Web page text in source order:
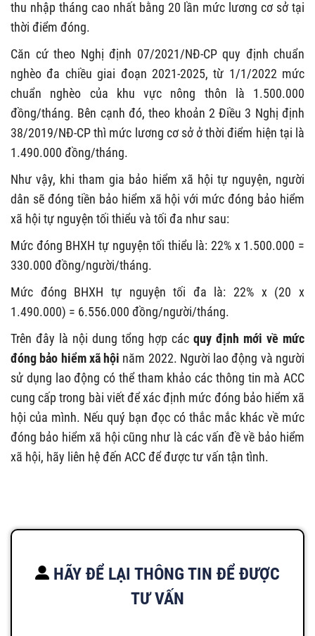
thu nhập tháng cao nhất bằng 20 lần mức lương cơ sở tại
thời điểm đóng.
Căn cứ theo Nghị định 07/2021/NĐ-CP quy định chuẩn
nghèo đa chiều giai đoạn 2021-2025, từ 1/1/2022 mức
chuẩn nghèo của khu vực nông thôn là 1.500.000
đồng/tháng. Bên cạnh đó, theo khoản 2 Điều 3 Nghị định
38/2019/NĐ-CP thì mức lương cơ sở ở thời điểm hiện tại là
1.490.000 đồng/tháng.
Như vậy, khi tham gia bảo hiểm xã hội tự nguyện, người
dân sẽ đóng tiền bảo hiểm xã hội với mức đóng bảo hiểm
xã hội tự nguyện tối thiểu và tối đa như sau:
Mức đóng BHXH tự nguyện tối thiểu là: 22% x 1.500.000 =
330.000 đồng/người/tháng.
Mức đóng BHXH tự nguyện tối đa là: 22% x (20 x
1.490.000) = 6.556.000 đồng/người/tháng.
Trên đây là nội dung tổng hợp các quy định mới về mức
đóng bảo hiểm xã hội năm 2022. Người lao động và người
sử dụng lao động có thể tham khảo các thông tin mà ACC
cung cấp trong bài viết để xác định mức đóng bảo hiểm xã
hội của mình. Nếu quý bạn đọc có thắc mắc khác về mức
đóng bảo hiểm xã hội cũng như là các vấn đề về bảo hiểm
xã hội, hãy liên hệ đến ACC để được tư vấn tận tình.
HÃY ĐỂ LẠI THÔNG TIN ĐỂ ĐƯỢC
TƯ VẤN